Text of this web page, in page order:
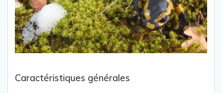
Caractéristiques générales